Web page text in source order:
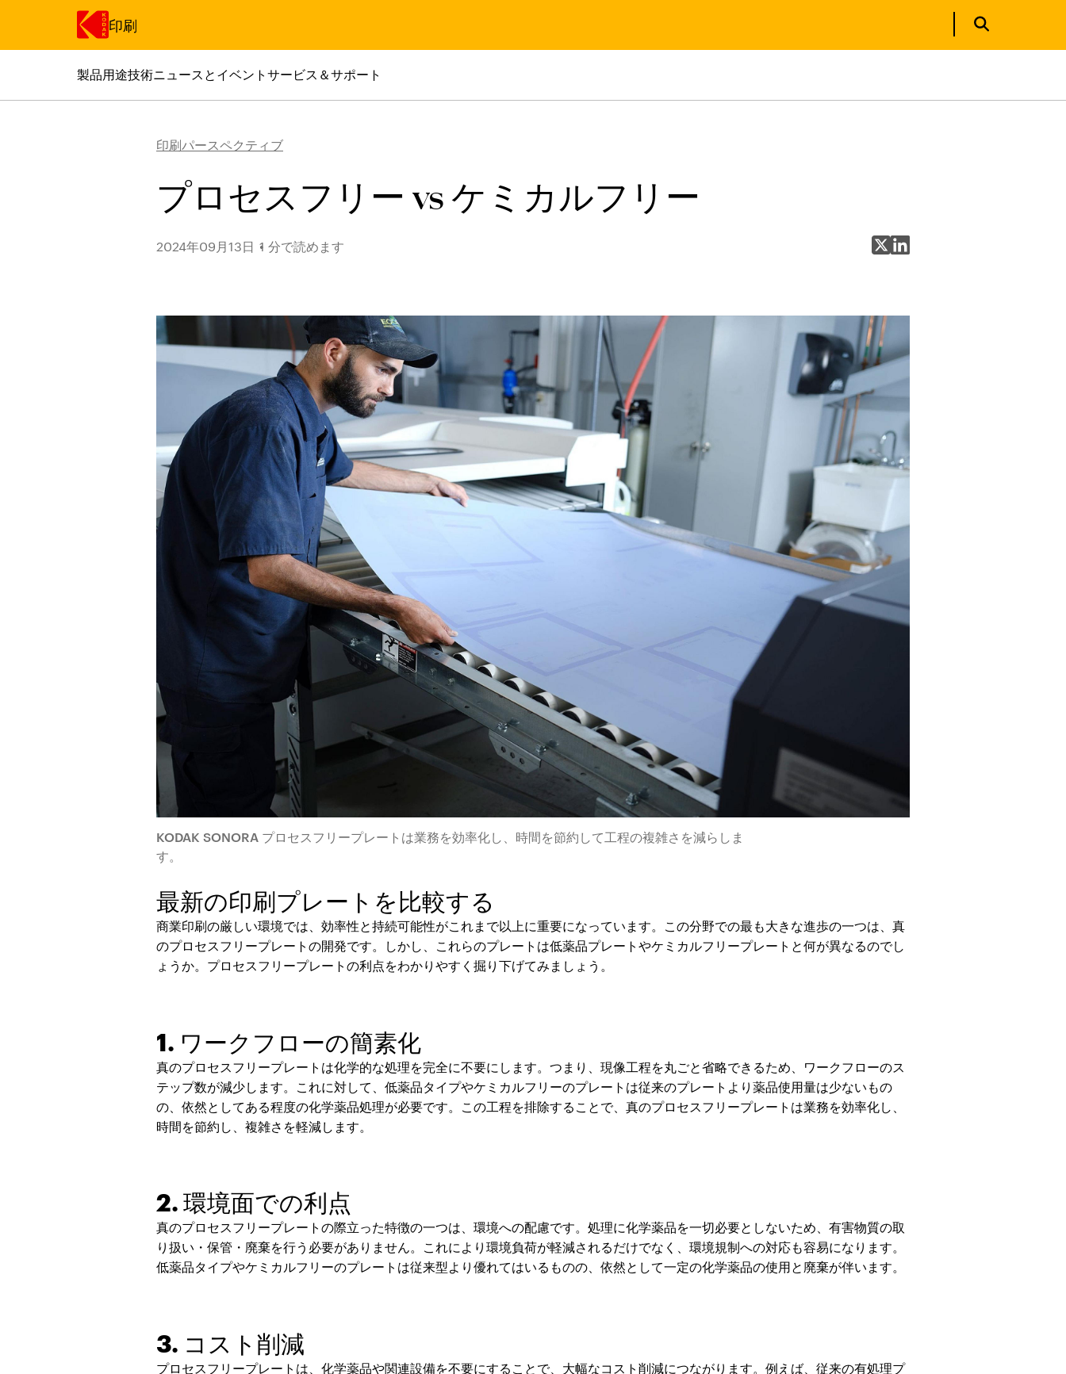
印刷
製品用途技術ニュースとイベントサービス＆サポート
印刷パースペクティブ
プロセスフリー vs ケミカルフリー
2024年09月13日 1 分で読めます X で共有
LinkedIn で共有
KODAK SONORA プロセスフリープレートは業務を効率化し、時間を節約して工程の複雑さを減らしま
す。
最新の印刷プレートを比較する
商業印刷の厳しい環境では、効率性と持続可能性がこれまで以上に重要になっています。この分野での最も大きな進歩の一つは、真
のプロセスフリープレートの開発です。しかし、これらのプレートは低薬品プレートやケミカルフリープレートと何が異なるのでし
ょうか。プロセスフリープレートの利点をわかりやすく掘り下げてみましょう。
1. ワークフローの簡素化
真のプロセスフリープレートは化学的な処理を完全に不要にします。つまり、現像工程を丸ごと省略できるため、ワークフローのス
テップ数が減少します。これに対して、低薬品タイプやケミカルフリーのプレートは従来のプレートより薬品使用量は少ないもの
の、依然としてある程度の化学薬品処理が必要です。この工程を排除することで、真のプロセスフリープレートは業務を効率化し、
時間を節約し、複雑さを軽減します。
2. 環境面での利点
真のプロセスフリープレートの際立った特徴の一つは、環境への配慮です。処理に化学薬品を一切必要としないため、有害物質の取
り扱い・保管・廃棄を行う必要がありません。これにより環境負荷が軽減されるだけでなく、環境規制への対応も容易になります。
低薬品タイプやケミカルフリーのプレートは従来型より優れてはいるものの、依然として一定の化学薬品の使用と廃棄が伴います。
3. コスト削減
プロセスフリープレートは、化学薬品や関連設備を不要にすることで、大幅なコスト削減につながります。例えば、従来の有処理プ